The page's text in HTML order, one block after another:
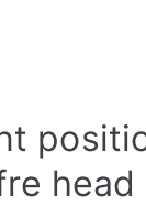
head